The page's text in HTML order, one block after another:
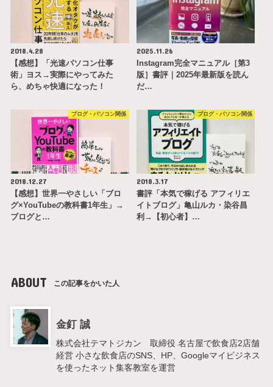
2018.4.28
【感想】「光速パソコン仕事
術」ヨス→実際にやってみた
ら、めちゃ快適になった！
2025.11.26
Instagram完全マニュアル［第3
版］書評｜2025年最新版を読ん
だ…
ブログ・パソコン関係
2018.12.27
【感想】世界一やさしい「ブロ
グ×YouTubeの教科書1年生」→
ブログと…
ブログ・パソコン関係
2018.3.17
書評「本気で稼げる アフィリエ
イトブログ」亀山ルカ・染谷昌
利→【初心者】…
ABOUT この記事をかいた人
金釘 誠
株式会社テマトジカン 取締役 名古屋で飲食店2店舗
経営 小さな飲食店のSNS、HP、Googleマイビジネス
を使ったネット集客教室を運営